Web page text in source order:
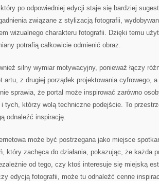
po odpowiedniej edycji staje się bardziej
związane z stylizacją fotografii,
wizualnego charakteru fotografii. Dzięki temu
potrafią całkowicie odmienić obraz.
silny wymiar motywacyjny, ponieważ łączy
artu, z drugiej porządek projektowania cyfrowego,
sprawia, że portal może inspirować zarówno
tych, którzy wolą techniczne podejście. To
odnaleźć inspirację.
może być postrzegana jako miejsce
który zachęca do działania, pokazując, że każda
od tego, czy ktoś interesuje się miejską
edycją fotografii, może tu odnaleźć cenne